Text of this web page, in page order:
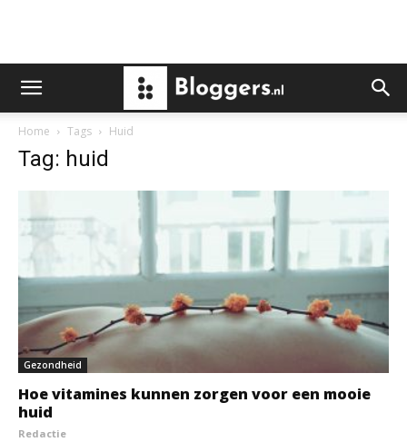
Home Tags Huid
Tag: huid
Gezondheid
Hoe vitamines kunnen zorgen voor een mooie
huid
Redactie